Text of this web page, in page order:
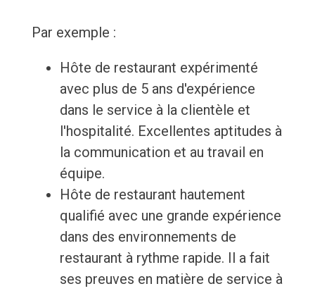
Par exemple :
Hôte de restaurant expérimenté
avec plus de 5 ans d'expérience
dans le service à la clientèle et
l'hospitalité. Excellentes aptitudes à
la communication et au travail en
équipe.
Hôte de restaurant hautement
qualifié avec une grande expérience
dans des environnements de
restaurant à rythme rapide. Il a fait
ses preuves en matière de service à